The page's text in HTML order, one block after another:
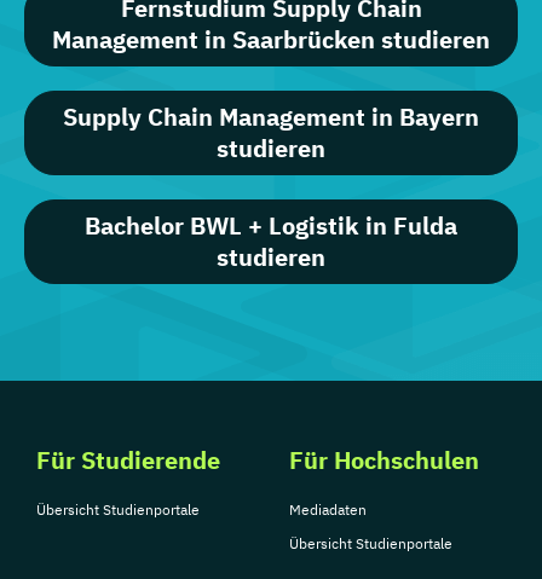
Fernstudium Supply Chain
Management in Saarbrücken studieren
Supply Chain Management in Bayern
studieren
Bachelor BWL + Logistik in Fulda
studieren
Für Studierende
Übersicht Studienportale
Für Hochschulen
Mediadaten
Übersicht Studienportale